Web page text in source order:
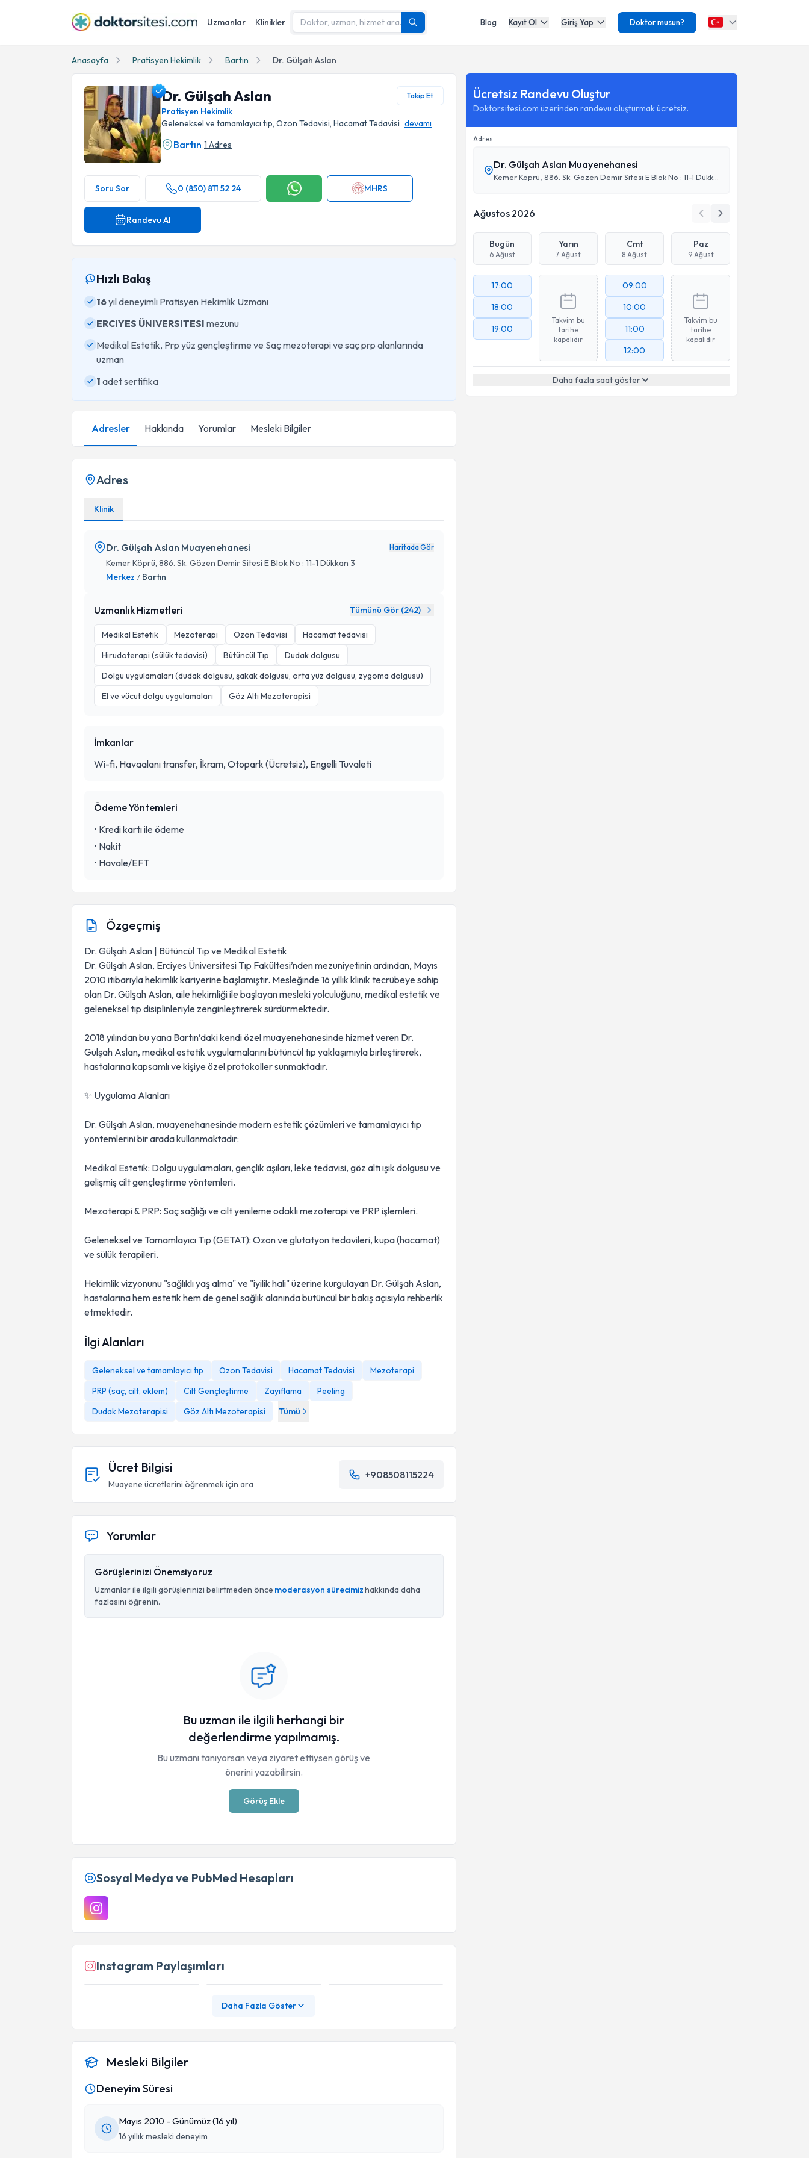
Uzmanlar Klinikler Blog Kayıt Ol Giriş Yap Doktor musun?
Anasayfa Pratisyen Hekimlik Bartın Dr. Gülşah Aslan
Dr. Gülşah Aslan Takip Et
Pratisyen Hekimlik
Geleneksel ve tamamlayıcı tıp, Ozon Tedavisi, Hacamat Tedavisi devamı
Bartın 1 Adres
Soru Sor 0 (850) 811 52 24 MHRS
Randevu Al
Hızlı Bakış
16yıl deneyimli Pratisyen Hekimlik Uzmanı
ERCIYES ÜNIVERSITESI mezunu
Medikal Estetik, Prp yüz gençleştirme ve Saç mezoterapi ve saç prp alanlarında
uzman
1 adet sertifika
Adresler Hakkında Yorumlar Mesleki Bilgiler
Adres
Klinik
Dr. Gülşah Aslan Muayenehanesi Haritada Gör
Kemer Köprü, 886. Sk. Gözen Demir Sitesi E Blok No : 11-1 Dükkan 3
Merkez / Bartın
Uzmanlık Hizmetleri Tümünü Gör (242)
Medikal Estetik Mezoterapi Ozon Tedavisi
Hacamat tedavisi
Hirudoterapi (sülük tedavisi)
Bütüncül Tıp
Dudak dolgusu
Dolgu uygulamaları (dudak dolgusu, şakak dolgusu, orta yüz dolgusu, zygoma dolgusu)
El ve vücut dolgu uygulamaları
Göz Altı Mezoterapisi
İmkanlar
Wi-fi, Havaalanı transfer, İkram, Otopark (Ücretsiz), Engelli Tuvaleti
Ödeme Yöntemleri
• Kredi kartı ile ödeme
• Nakit
• Havale/EFT
Özgeçmiş
Dr. Gülşah Aslan | Bütüncül Tıp ve Medikal Estetik
Dr. Gülşah Aslan, Erciyes Üniversitesi Tıp Fakültesi’nden mezuniyetinin ardından, Mayıs
2010 itibarıyla hekimlik kariyerine başlamıştır. Mesleğinde 16 yıllık klinik tecrübeye sahip
olan Dr. Gülşah Aslan, aile hekimliği ile başlayan mesleki yolculuğunu, medikal estetik ve
geleneksel tıp disiplinleriyle zenginleştirerek sürdürmektedir.
2018 yılından bu yana Bartın’daki kendi özel muayenehanesinde hizmet veren Dr.
Gülşah Aslan, medikal estetik uygulamalarını bütüncül tıp yaklaşımıyla birleştirerek,
hastalarına kapsamlı ve kişiye özel protokoller sunmaktadır.
✨ Uygulama Alanları
Dr. Gülşah Aslan, muayenehanesinde modern estetik çözümleri ve tamamlayıcı tıp
yöntemlerini bir arada kullanmaktadır:
Medikal Estetik: Dolgu uygulamaları, gençlik aşıları, leke tedavisi, göz altı ışık dolgusu ve
gelişmiş cilt gençleştirme yöntemleri.
Mezoterapi & PRP: Saç sağlığı ve cilt yenileme odaklı mezoterapi ve PRP işlemleri.
Geleneksel ve Tamamlayıcı Tıp (GETAT): Ozon ve glutatyon tedavileri, kupa (hacamat)
ve sülük terapileri.
Hekimlik vizyonunu "sağlıklı yaş alma" ve "iyilik hali" üzerine kurgulayan Dr. Gülşah Aslan,
hastalarına hem estetik hem de genel sağlık alanında bütüncül bir bakış açısıyla rehberlik
etmektedir.
İlgi Alanları
Geleneksel ve tamamlayıcı tıp Ozon Tedavisi Hacamat Tedavisi
Mezoterapi
PRP (saç, cilt, eklem)
Cilt Gençleştirme Zayıflama
Peeling
Dudak Mezoterapisi
Göz Altı Mezoterapisi Tümü
Ücret Bilgisi
Muayene ücretlerini öğrenmek için ara
+908508115224
Yorumlar
Görüşlerinizi Önemsiyoruz
Uzmanlar ile ilgili görüşlerinizi belirtmeden önce moderasyon sürecimizhakkında daha
fazlasını öğrenin.
Bu uzman ile ilgili herhangi bir
değerlendirme yapılmamış.
Bu uzmanı tanıyorsan veya ziyaret ettiysen görüş ve
önerini yazabilirsin.
Görüş Ekle
Sosyal Medya ve PubMed Hesapları
Instagram Paylaşımları
Daha Fazla Göster
Mesleki Bilgiler
Deneyim Süresi
Mayıs 2010 - Günümüz (16 yıl)
16 yıllık mesleki deneyim
Ücretsiz Randevu Oluştur
Doktorsitesi.com üzerinden randevu oluşturmak ücretsiz.
Adres
Dr. Gülşah Aslan Muayenehanesi
Kemer Köprü, 886. Sk. Gözen Demir Sitesi E Blok No : 11-1 Dükkan 3
Ağustos 2026
Bugün
6 Ağust
Yarın
7 Ağust
Cmt
8 Ağust
Paz
9 Ağust
17:00
18:00
19:00
Takvim bu
tarihe
kapalıdır
09:00
10:00
11:00
12:00
Takvim bu
tarihe
kapalıdır
Daha fazla saat göster